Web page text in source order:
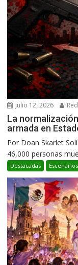
julio 12, 2026
La
armada en
Por Doan Skarlet
46,000 personas
Destacadas